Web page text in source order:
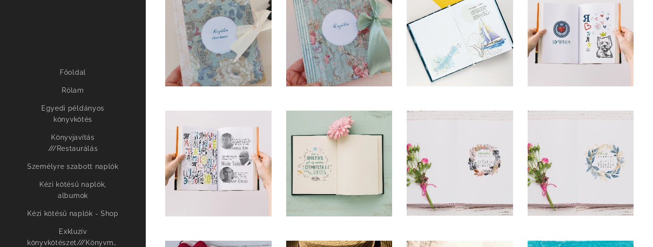
Főoldal
Rólam
Egyedi példányos
könyvkötés
Könyvjavítás
///Restaurálás
Személyre szabott naplók
Kézi kötésű naplók,
albumok
Kézi kötésű naplók - Shop
Exkluzív
könyvkötészet///Könyvművészet